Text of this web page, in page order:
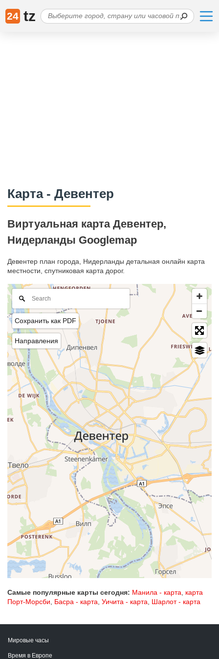
24 tz
Карта - Девентер
Виртуальная карта Девентер,
Нидерланды Googlemap
Девентер план города, Нидерланды детальная онлайн карта
местности, спутниковая карта дорог.
Сохранить как PDF
Направления
Самые популярные карты сегодня: Манила - карта, карта
Порт-Морсби, Басра - карта, Уичита - карта, Шарлот - карта
Мировые часы
Время в Европе